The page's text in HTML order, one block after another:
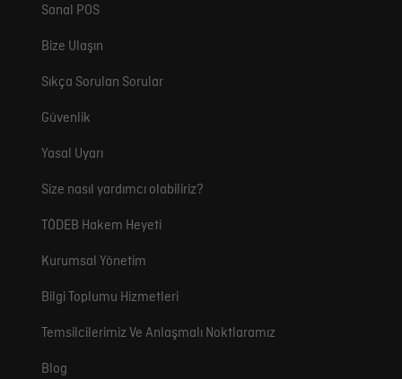
Sanal POS
Bize Ulaşın
Sıkça Sorulan Sorular
Güvenlik
Yasal Uyarı
Size nasıl yardımcı olabiliriz?
TÖDEB Hakem Heyeti
Kurumsal Yönetim
Bilgi Toplumu Hizmetleri
Temsilcilerimiz Ve Anlaşmalı Noktlaramız
Blog